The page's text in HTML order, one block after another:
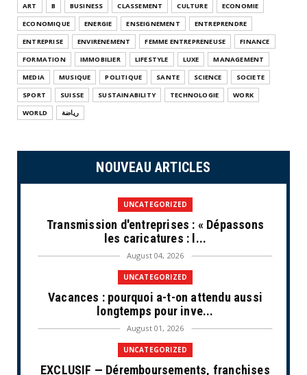
ART B BUSINESS CLASSEMENT CULTURE
ECONOMIE
ECONOMIQUE
ENERGIE ENSEIGNEMENT
ENTREPRENDRE
ENTREPRISE
ENVIRENEMENT FEMME ENTREPRENEUSE
FINANCE
FORMATION
IMMOBILIER LIFESTYLE LUXE
MANAGEMENT
MEDIA
MUSIQUE POLITIQUE SANTE SCIENCE
SOCIETE
SPORT
SUISSE SUSTAINABILITY TECHNOLOGIE
WORK
WORLD
رياضة
NOUVEAU ARTICLES
UNCATEGORIZED
Transmission d'entreprises : « Dépassons
les caricatures : l...
August 04, 2026
UNCATEGORIZED
Vacances : pourquoi a-t-on attendu aussi
longtemps pour inve...
August 01, 2026
UNCATEGORIZED
EXCLUSIF — Déremboursements, franchises